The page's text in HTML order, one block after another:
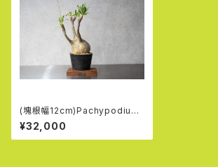
(塊根幅12cm)Pachypodium
rosulatum var. gracilius (5
1)
¥32,000